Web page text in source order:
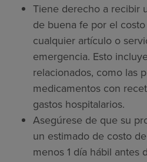
Tiene derecho a recibir
de buena fe por el
cualquier artículo o
emergencia. Esto
relacionados, como las
medicamentos con
gastos hospitalarios.
Asegúrese de que su
un estimado de costo
menos 1 día hábil antes